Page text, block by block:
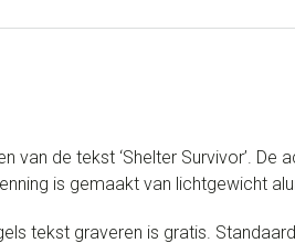
van de tekst ‘Shelter Survivor’. De
is gemaakt van lichtgewicht
tekst graveren is gratis.